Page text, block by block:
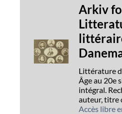
Arkiv
Littérature
Âge au 20e
intégral.
auteur, titre
Accès libre